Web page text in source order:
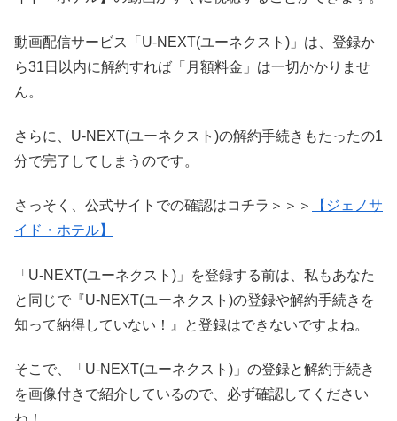
動画配信サービス「U-NEXT(ユーネクスト)」は、登録か
ら31日以内に解約すれば「月額料金」は一切かかりませ
ん。
さらに、U-NEXT(ユーネクスト)の解約手続きもたったの1
分で完了してしまうのです。
さっそく、公式サイトでの確認はコチラ＞＞＞
【ジェノサ
イド・ホテル】
「U-NEXT(ユーネクスト)」を登録する前は、私もあなた
と同じで『U-NEXT(ユーネクスト)の登録や解約手続きを
知って納得していない！』と登録はできないですよね。
そこで、「U-NEXT(ユーネクスト)」の登録と解約手続き
を画像付きで紹介しているので、必ず確認してください